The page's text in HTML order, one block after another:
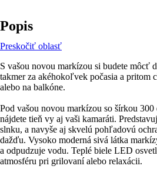
Popis
Preskočiť oblasť
S vašou novou markízou si budete môcť
takmer za akéhokoľvek počasia a pritom
alebo na balkóne.
Pod vašou novou markízou so šírkou
nájdete tieň vy aj vaši kamaráti.
slnku, a navyše aj skvelú pohľadovú
dažďu. Vysoko moderná sivá látka
a odpudzuje vodu. Teplé biele LED
atmosféru pri grilovaní alebo relaxácii.